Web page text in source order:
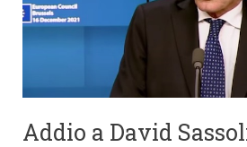
Addio a David